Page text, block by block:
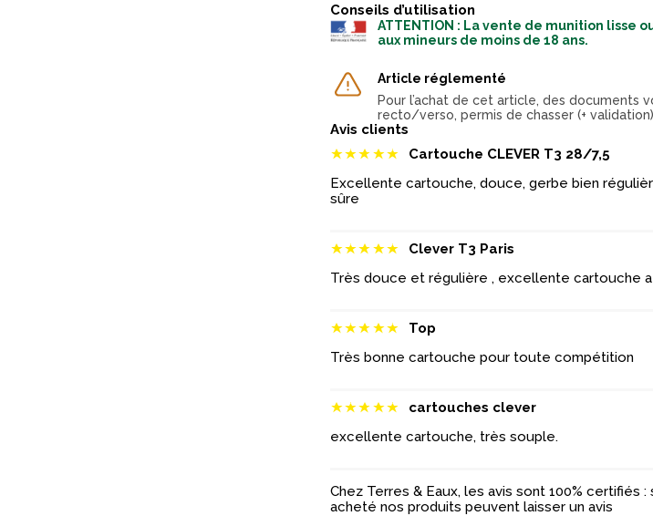
Conseils d’utilisation
ATTENTION : La vente de munition lisse
aux mineurs de moins de 18 ans.
Article réglementé
Pour l’achat de cet article, des documents
recto/verso, permis de chasser (+
Avis clients
Cartouche CLEVER T3 28/7,5
Excellente cartouche, douce, gerbe bien
sûre
Clever T3 Paris
Très douce et régulière , excellente cartouche a
Top
Très bonne cartouche pour toute compétition
cartouches clever
excellente cartouche, très souple.
Chez Terres & Eaux, les avis sont 100% certifiés
acheté nos produits peuvent laisser un avis